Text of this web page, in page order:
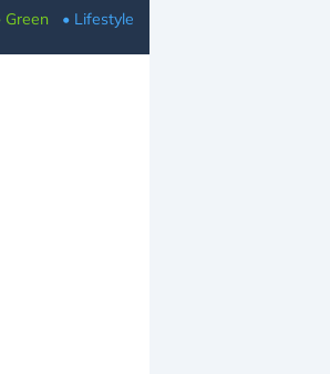
Green • Lifestyle